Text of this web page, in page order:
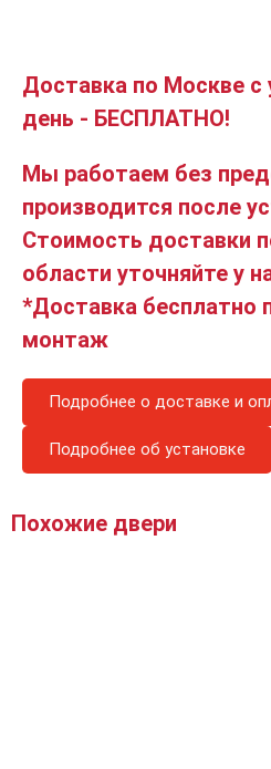
Доставка по Москве с
день - БЕСПЛАТНО!
Мы работаем без
производится после
Стоимость доставки
области уточняйте у
*Доставка бесплатно
монтаж
Подробнее о доставке и
Подробнее об установке
Похожие двери